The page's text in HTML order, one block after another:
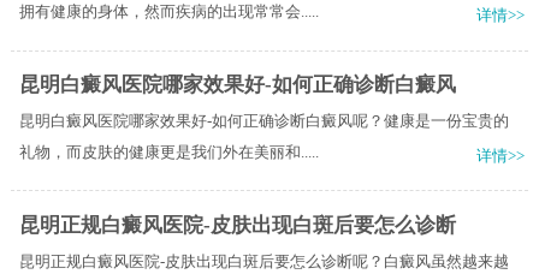
拥有健康的身体，然而疾病的出现常常会.....
详情>>
昆明白癜风医院哪家效果好-如何正确诊断白癜风
昆明白癜风医院哪家效果好-如何正确诊断白癜风呢？健康是一份宝贵的
礼物，而皮肤的健康更是我们外在美丽和.....
详情>>
昆明正规白癜风医院-皮肤出现白斑后要怎么诊断
昆明正规白癜风医院-皮肤出现白斑后要怎么诊断呢？白癜风虽然越来越